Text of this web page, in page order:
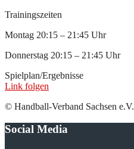
Trainingszeiten
Montag 20:15 – 21:45 Uhr
Donnerstag 20:15 – 21:45 Uhr
Spielplan/Ergebnisse
Link folgen
© Handball-Verband Sachsen e.V.
Social Media